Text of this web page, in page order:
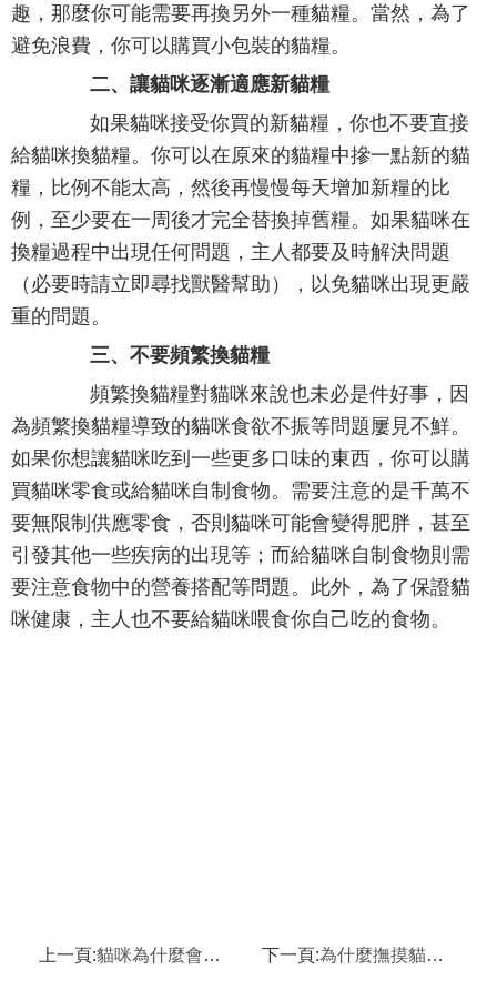
趣，那麼你可能需要再換另外一種貓糧。當然，為了
避免浪費，你可以購買小包裝的貓糧。
二、讓貓咪逐漸適應新貓糧
如果貓咪接受你買的新貓糧，你也不要直接
給貓咪換貓糧。你可以在原來的貓糧中摻一點新的貓
糧，比例不能太高，然後再慢慢每天增加新糧的比
例，至少要在一周後才完全替換掉舊糧。如果貓咪在
換糧過程中出現任何問題，主人都要及時解決問題
（必要時請立即尋找獸醫幫助），以免貓咪出現更嚴
重的問題。
三、不要頻繁換貓糧
頻繁換貓糧對貓咪來說也未必是件好事，因
為頻繁換貓糧導致的貓咪食欲不振等問題屢見不鮮。
如果你想讓貓咪吃到一些更多口味的東西，你可以購
買貓咪零食或給貓咪自制食物。需要注意的是千萬不
要無限制供應零食，否則貓咪可能會變得肥胖，甚至
引發其他一些疾病的出現等；而給貓咪自制食物則需
要注意食物中的營養搭配等問題。此外，為了保證貓
咪健康，主人也不要給貓咪喂食你自己吃的食物。
上一頁:貓咪為什麼會突然咬人 下一頁:為什麼撫摸貓咪時貓咪會忽然翻臉